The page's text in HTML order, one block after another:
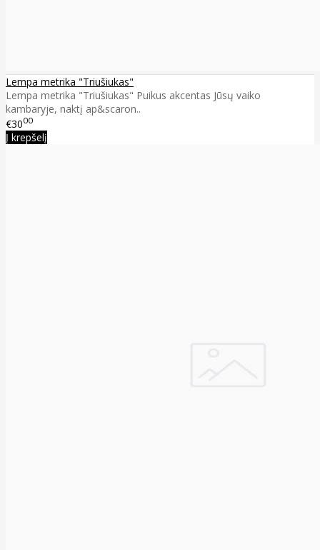
Lempa metrika "Triušiukas"
Lempa metrika "Triušiukas" Puikus akcentas Jūsų vaiko
kambaryje, naktį ap&scaron..
€3000
Į krepšelį